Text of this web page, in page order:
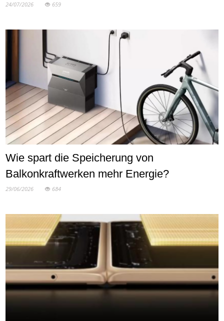
24/07/2026 659
Wie spart die Speicherung von
Balkonkraftwerken mehr Energie?
29/06/2026 684